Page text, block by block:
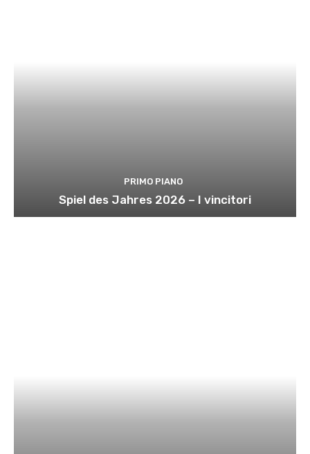
PRIMO PIANO
Spiel des Jahres 2026 – I vincitori